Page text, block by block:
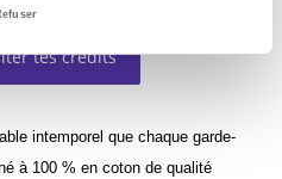
tes crédits
intemporel que chaque garde-
à 100 % en coton de qualité